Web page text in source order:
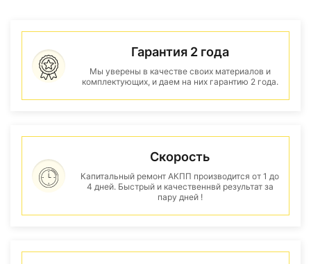
Гарантия 2 года
Мы уверены в качестве своих материалов и
комплектующих, и даем на них гарантию 2 года.
Скорость
Капитальный ремонт АКПП производится от 1 до
4 дней. Быстрый и качественнвй результат за
пару дней !